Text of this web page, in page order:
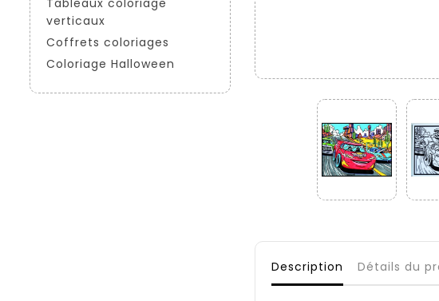
Tableaux coloriage
verticaux
Coffrets coloriages
Coloriage Halloween
Description Détails du